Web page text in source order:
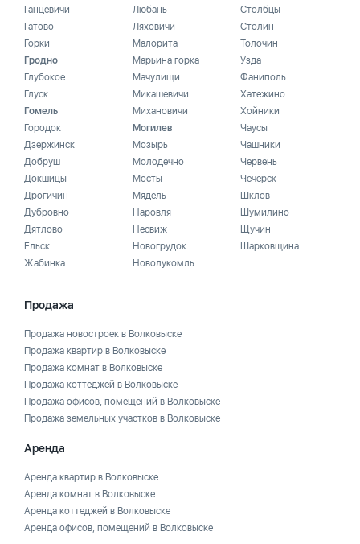
Ганцевичи
Гатово
Горки
Гродно
Глубокое
Глуск
Гомель
Городок
Дзержинск
Добруш
Докшицы
Дрогичин
Дубровно
Дятлово
Ельск
Жабинка
Любань
Ляховичи
Малорита
Марьина горка
Мачулищи
Микашевичи
Михановичи
Могилев
Мозырь
Молодечно
Мосты
Мядель
Наровля
Несвиж
Новогрудок
Новолукомль
Столбцы
Столин
Толочин
Узда
Фаниполь
Хатежино
Хойники
Чаусы
Чашники
Червень
Чечерск
Шклов
Шумилино
Щучин
Шарковщина
Продажа
Продажа новостроек в Волковыске
Продажа квартир в Волковыске
Продажа комнат в Волковыске
Продажа коттеджей в Волковыске
Продажа офисов, помещений в Волковыске
Продажа земельных участков в Волковыске
Аренда
Аренда квартир в Волковыске
Аренда комнат в Волковыске
Аренда коттеджей в Волковыске
Аренда офисов, помещений в Волковыске